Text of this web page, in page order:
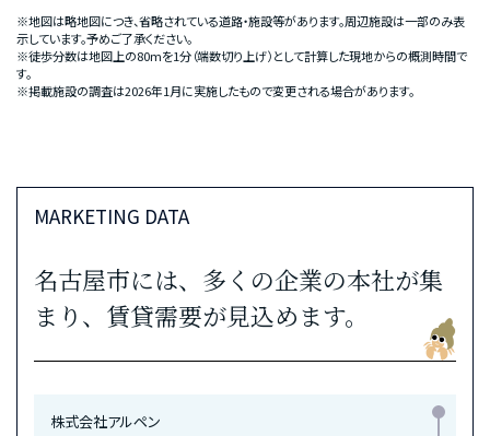
DCM名古屋黄金店・・・徒歩15分（約1,140m）
イオンタウン太閤ショッピングセンター・・・徒歩19分（約1,510m）
太閤クリニック・・・徒歩5分（約390m）
すぎうら歯科クリニック・・・徒歩6分（約410m）
こもだ歯科医院・・・徒歩8分（約600m）
増子記念病院・・・徒歩8分（約610m）
日本赤十字社愛知医療センター名古屋第一病院・・・徒歩8分（約
細川外科クリニック・・・徒歩9分（約660m）
医療法人誠心会大菅病院・・・徒歩10分（約740m）
※地図は略地図につき、省略されている道路・施設等があります。周辺施設は一部のみ表
示しています。予めご了承ください。
※徒歩分数は地図上の80mを1分（端数切り上げ）として計算した現地からの概測時間で
す。
※掲載施設の調査は2026年1月に実施したもので変更される場合があります。
MARKETING DATA
名古屋市には、多くの企業の本社が集
まり、賃貸需要が見込めます。
株式会社アルペン